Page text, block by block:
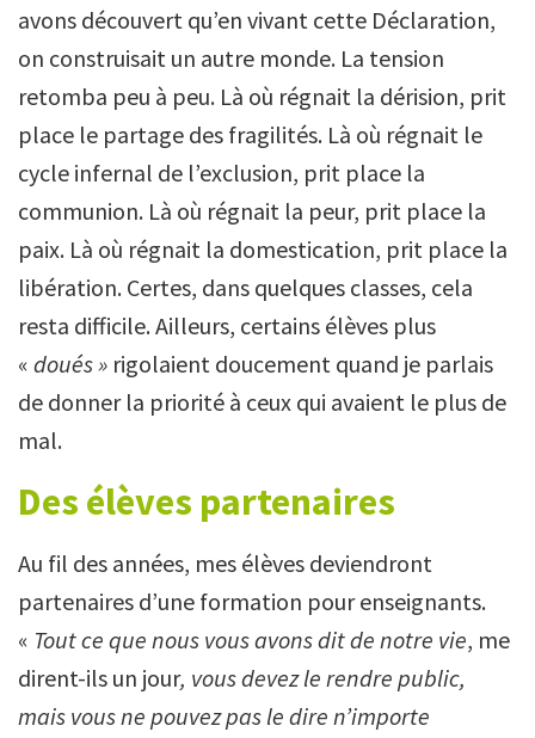
avons découvert qu’en vivant cette Déclaration,
on construisait un autre monde. La tension
retomba peu à peu. Là où régnait la dérision, prit
place le partage des fragilités. Là où régnait le
cycle infernal de l’exclusion, prit place la
communion. Là où régnait la peur, prit place la
paix. Là où régnait la domestication, prit place la
libération. Certes, dans quelques classes, cela
resta difficile. Ailleurs, certains élèves plus
« doués » rigolaient doucement quand je parlais
de donner la priorité à ceux qui avaient le plus de
mal.
Des élèves partenaires
Au fil des années, mes élèves deviendront
partenaires d’une formation pour enseignants.
« Tout ce que nous vous avons dit de notre vie, me
dirent-ils un jour, vous devez le rendre public,
mais vous ne pouvez pas le dire n’importe